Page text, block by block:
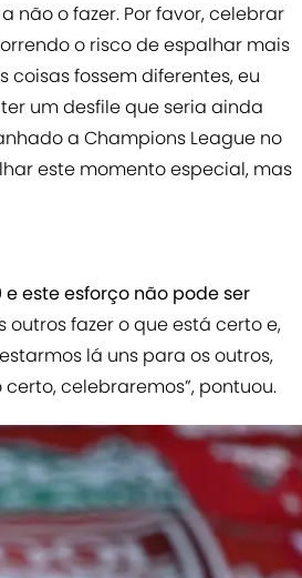
o fazer. Por favor, celebrar
o risco de espalhar mais
coisas fossem diferentes, eu
um desfile que seria ainda
a Champions League no
este momento especial, mas
este esforço não pode ser
outros fazer o que está certo e,
lá uns para os outros,
celebraremos”, pontuou.